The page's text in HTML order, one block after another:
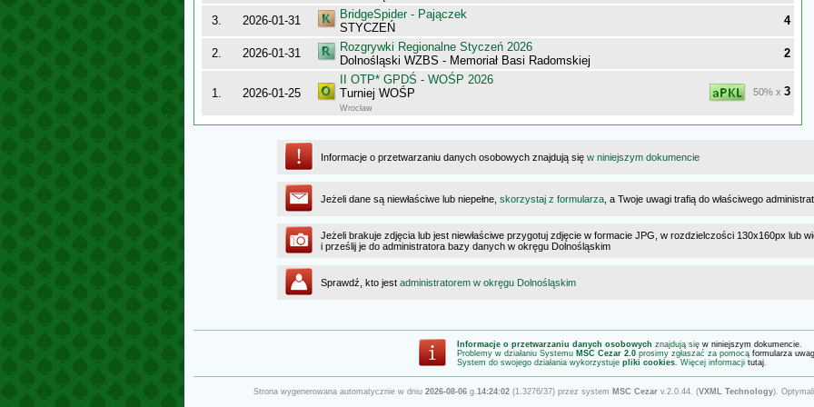
3. 2026-01-31
BridgeSpider - Pajączek
STYCZEŃ
4
2. 2026-01-31
Rozgrywki Regionalne Styczeń 2026
Dolnośląski WZBS - Memoriał Basi Radomskiej
2
1. 2026-01-25
II OTP* GPDŚ - WOŚP 2026
Turniej WOŚP
Wrocław
50% x 3
Informacje o przetwarzaniu danych osobowych znajdują się w niniejszym dokumencie
Jeżeli dane są niewłaściwe lub niepełne, skorzystaj z formularza , a Twoje uwagi trafią do właściwego
Jeżeli brakuje zdjęcia lub jest niewłaściwe przygotuj zdjęcie w formacie JPG, w rozdzielczości 130x160px lub
i prześlij je do administratora bazy danych w okręgu Dolnośląskim
Sprawdź, kto jest administratorem w okręgu Dolnośląskim
Informacje o przetwarzaniu danych osobowych znajdują się w niniejszym dokumencie.
Problemy w działaniu Systemu MSC Cezar 2.0 prosimy zgłaszać za pomocą formularza uwag
System do swojego działania wykorzystuje pliki cookies. Więcej informacji tutaj.
Strona wygenerowana automatycznie w dniu 2026-08-06 g.14:24:02 (1.3276/37) przez system MSC Cezar v.2.0.44. (VXML Technology).